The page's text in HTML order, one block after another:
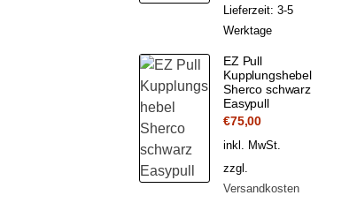
Lieferzeit: 3-5
Werktage
EZ Pull
Kupplungshebel
Sherco schwarz
Easypull
€75,00
inkl. MwSt.
zzgl.
Versandkosten